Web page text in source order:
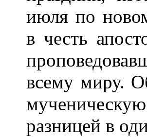
июля по
в честь
всему миру.
разницей в